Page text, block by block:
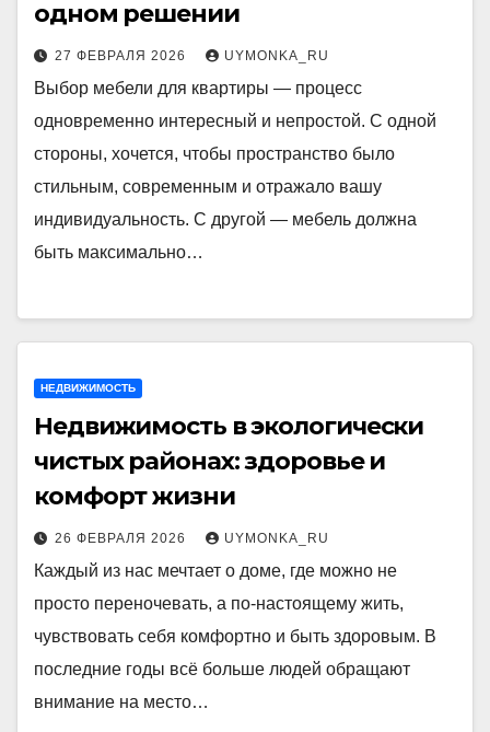
одном решении
27 ФЕВРАЛЯ 2026 UYMONKA_RU
Выбор мебели для квартиры — процесс
одновременно интересный и непростой. С одной
стороны, хочется, чтобы пространство было
стильным, современным и отражало вашу
индивидуальность. С другой — мебель должна
быть максимально…
НЕДВИЖИМОСТЬ
Недвижимость в экологически
чистых районах: здоровье и
комфорт жизни
26 ФЕВРАЛЯ 2026 UYMONKA_RU
Каждый из нас мечтает о доме, где можно не
просто переночевать, а по-настоящему жить,
чувствовать себя комфортно и быть здоровым. В
последние годы всё больше людей обращают
внимание на место…